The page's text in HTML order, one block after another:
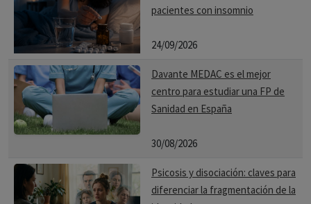
pacientes con insomnio
24/09/2026
Davante MEDAC es el mejor
centro para estudiar una FP de
Sanidad en España
30/08/2026
Psicosis y disociación: claves para
diferenciar la fragmentación de la